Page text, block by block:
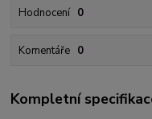
Hodnocení 0
Komentáře 0
Kompletní